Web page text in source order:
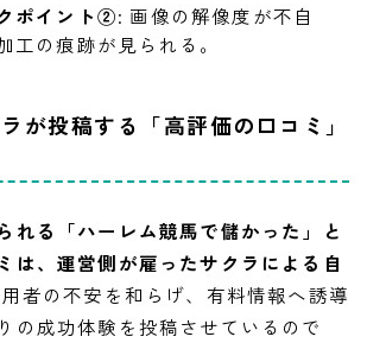
ポイント②: 画像の解像度が不自
工の痕跡が見られる。
が投稿する「高評価の口コミ」
れる「ハーレム競馬で儲かった」と
は、運営側が雇ったサクラによる自
者の不安を和らげ、有料情報へ誘導
の成功体験を投稿させているので